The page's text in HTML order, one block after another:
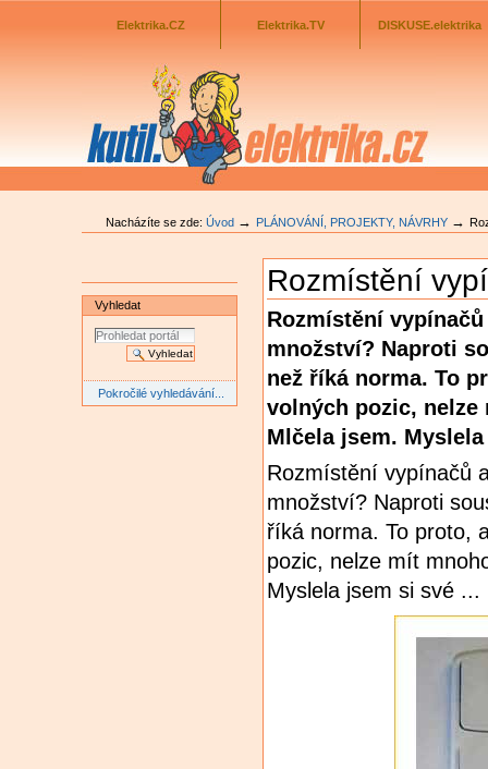
Odkazník
Elektrika.CZ
Elektrika.TV DISKUSE.elektrika
Nacházíte se zde: Úvod → PLÁNOVÁNÍ, PROJEKTY, NÁVRHY →
Vyhledat
Pokročilé vyhledávání...
Rozmístění
Rozmístění
množství? Naproti
než říká norma. To
volných pozic, nelze
Mlčela jsem.
Rozmístění vypínačů
množství? Naproti
říká norma. To proto,
pozic, nelze mít
Myslela jsem si své ...